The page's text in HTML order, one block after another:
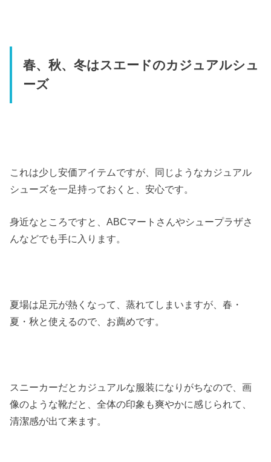
春、秋、冬はスエードのカジュアルシュ
ーズ
これは少し安価アイテムですが、同じようなカジュアル
シューズを一足持っておくと、安心です。
身近なところですと、ABCマートさんやシュープラザさ
んなどでも手に入ります。
夏場は足元が熱くなって、蒸れてしまいますが、春・
夏・秋と使えるので、お薦めです。
スニーカーだとカジュアルな服装になりがちなので、画
像のような靴だと、全体の印象も爽やかに感じられて、
清潔感が出て来ます。